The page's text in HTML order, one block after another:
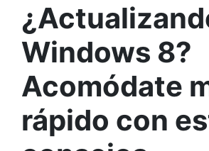
Windows 8?
Acomódate
rápido con